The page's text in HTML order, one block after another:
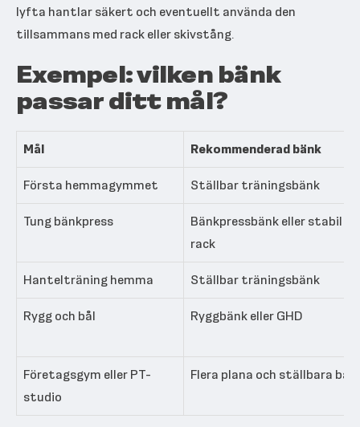
lyfta hantlar säkert och eventuellt använda den
tillsammans med rack eller skivstång.
Exempel: vilken bänk
passar ditt mål?
Mål
Rekommenderad bänk
Första hemmagymmet
Ställbar träningsbänk
Tung bänkpress
Bänkpressbänk eller stabil
rack
Hantelträning hemma
Ställbar träningsbänk
Rygg och bål
Ryggbänk eller GHD
Företagsgym eller PT-
studio
Flera plana och ställbara